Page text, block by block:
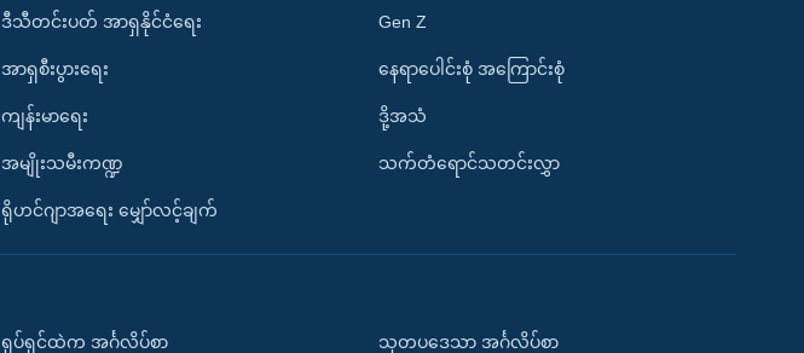
ဒီသီတင်းပတ် အာရှနိုင်ငံရေး
အာရှစီးပွားရေး
ကျန်းမာရေး
အမျိုးသမီးကဏ္ဍ
ရိုဟင်ဂျာအရေး မျှော်လင့်ချက်
Gen Z
နေရာပေါင်းစုံ အကြောင်းစုံ
ဒို့အသံ
သက်တံရောင်သတင်းလွှာ
ရုပ်ရှင်ထဲက အင်္ဂလိပ်စာ သုတပဒေသာ အင်္ဂလိပ်စာ